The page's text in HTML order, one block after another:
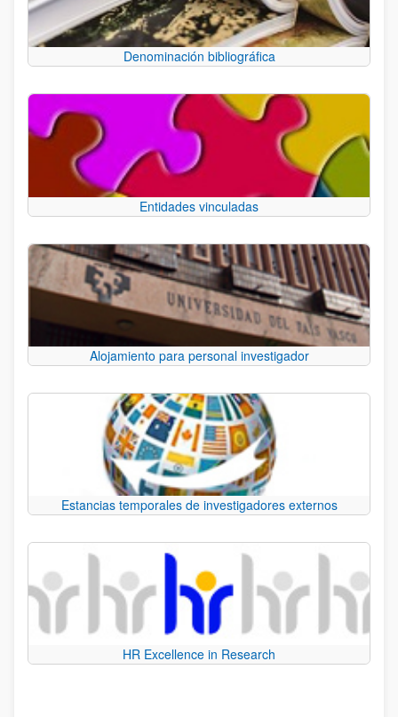
Denominación bibliográfica
Entidades vinculadas
Alojamiento para personal investigador
Estancias temporales de investigadores externos
HR Excellence in Research